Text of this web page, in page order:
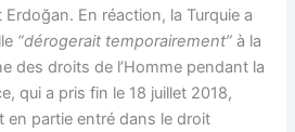
En réaction, la Turquie a
“dérogerait temporairement” à la
des droits de l’Homme pendant la
qui a pris fin le 18 juillet 2018,
en partie entré dans le droit